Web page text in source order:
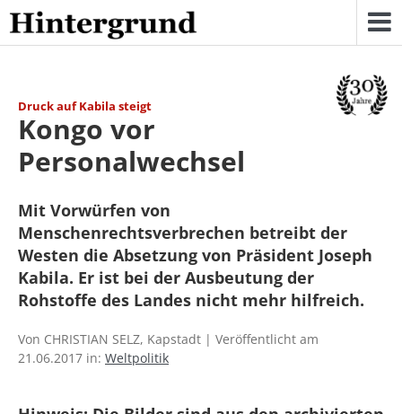
Skip
to
content
Druck auf Kabila steigt
Kongo vor
Personalwechsel
Mit Vorwürfen von
Menschenrechtsverbrechen betreibt der
Westen die Absetzung von Präsident Joseph
Kabila. Er ist bei der Ausbeutung der
Rohstoffe des Landes nicht mehr hilfreich.
Von CHRISTIAN SELZ, Kapstadt | Veröffentlicht am
21.06.2017 in: Weltpolitik